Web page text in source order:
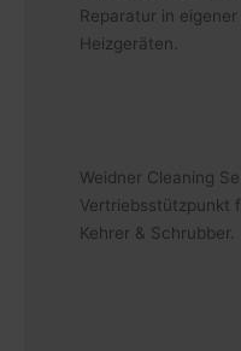
Reparatur in
Heizgeräten.
Weidner Cleaning
Vertriebsstützpunkt
Kehrer & Schrubber.